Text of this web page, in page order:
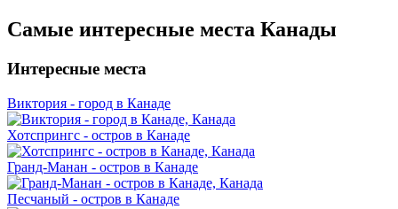
Самые интересные места Канады
Интересные места
Виктория - город в Канаде
Хотспрингс - остров в Канаде
Гранд-Манан - остров в Канаде
Песчаный - остров в Канаде